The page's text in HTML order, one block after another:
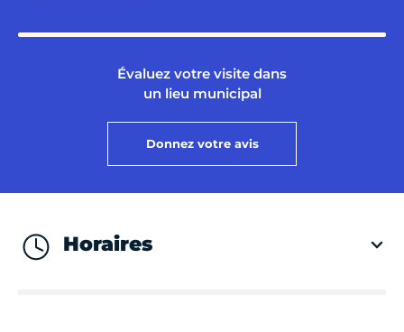
Évaluez votre visite dans
un lieu municipal
Donnez votre avis
Horaires